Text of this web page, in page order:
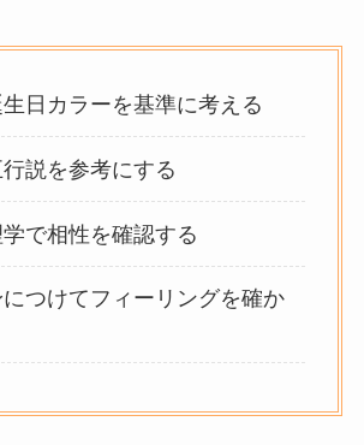
日カラーを基準に考える
説を参考にする
で相性を確認する
つけてフィーリングを確か